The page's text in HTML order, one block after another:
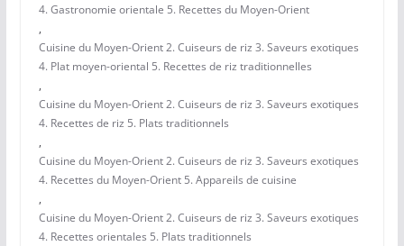
4. Gastronomie orientale 5. Recettes du Moyen-Orient
,
Cuisine du Moyen-Orient 2. Cuiseurs de riz 3. Saveurs exotiques
4. Plat moyen-oriental 5. Recettes de riz traditionnelles
,
Cuisine du Moyen-Orient 2. Cuiseurs de riz 3. Saveurs exotiques
4. Recettes de riz 5. Plats traditionnels
,
Cuisine du Moyen-Orient 2. Cuiseurs de riz 3. Saveurs exotiques
4. Recettes du Moyen-Orient 5. Appareils de cuisine
,
Cuisine du Moyen-Orient 2. Cuiseurs de riz 3. Saveurs exotiques
4. Recettes orientales 5. Plats traditionnels